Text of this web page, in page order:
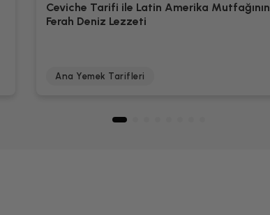
Ceviche Tarifi ile Latin Amerika Mutfağının
Ferah Deniz Lezzeti
Ana Yemek Tarifleri